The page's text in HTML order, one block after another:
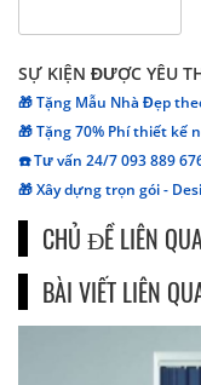
SỰ KIỆN ĐƯỢC YÊU
🎁 Tặng Mẫu Nhà Đẹp
🎁 Tặng 70% Phí thiết kế
☎️ Tư vấn 24/7 093 889
🎁 Xây dựng trọn gói -
CHỦ ĐỀ LIÊN
BÀI VIẾT LIÊN